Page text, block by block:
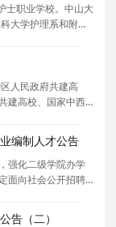
士职业学校。中山大
大学护理系和附设
、护理硕士专业
人民政府共建高
建高校、国家中西
权一级学科点8
编制人才公告
强化二级学院办学
面向社会公开招聘
公开招聘工作人
告（二）